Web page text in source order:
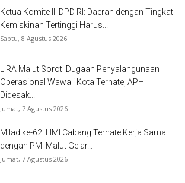
Ketua Komite III DPD RI: Daerah dengan Tingkat
Kemiskinan Tertinggi Harus...
Sabtu, 8 Agustus 2026
LIRA Malut Soroti Dugaan Penyalahgunaan
Operasional Wawali Kota Ternate, APH
Didesak...
Jumat, 7 Agustus 2026
Milad ke-62: HMI Cabang Ternate Kerja Sama
dengan PMI Malut Gelar...
Jumat, 7 Agustus 2026